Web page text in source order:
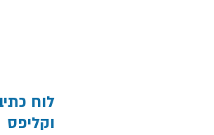
לוח
וקליפס